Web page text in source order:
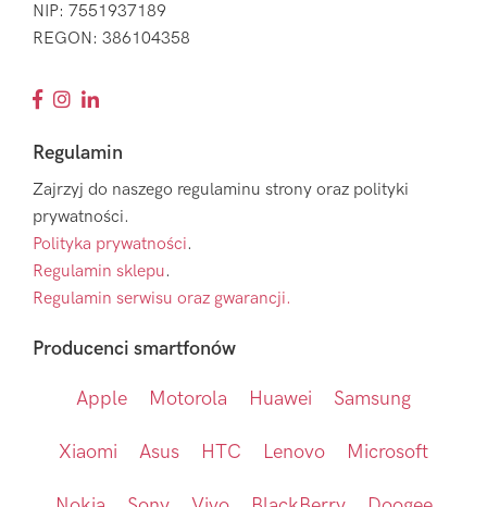
NIP: 7551937189
REGON: 386104358
Regulamin
Zajrzyj do naszego regulaminu strony oraz polityki
prywatności.
Polityka prywatności.
Regulamin sklepu.
Regulamin serwisu oraz gwarancji.
Producenci smartfonów
Apple Motorola Huawei Samsung
Xiaomi Asus HTC Lenovo Microsoft